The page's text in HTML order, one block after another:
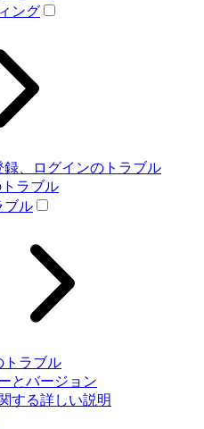
ング
録、ログインのトラブル
ラブル
ブル
トラブル
とバージョン
する詳しい説明